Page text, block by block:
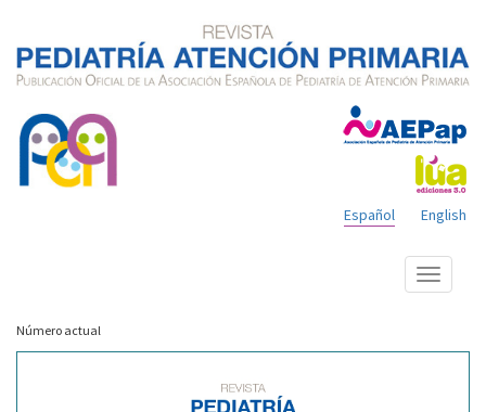
English
Español
Mostrar
menú
Número actual